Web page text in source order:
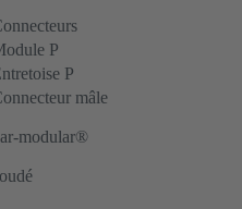
P
P
mâle
modular®